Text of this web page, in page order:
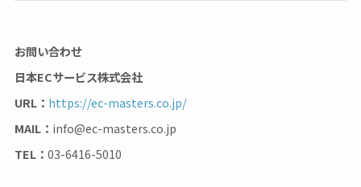
お問い合わせ
日本ECサービス株式会社
URL： https://ec-masters.co.jp/
MAIL： info@ec-masters.co.jp
TEL： 03-6416-5010